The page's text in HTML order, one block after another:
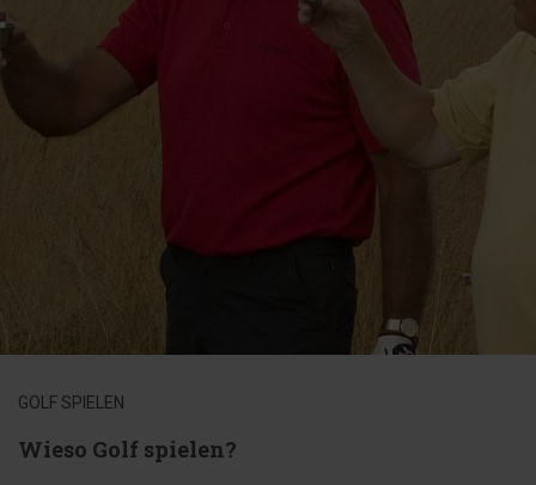
GOLF SPIELEN
Wieso Golf spielen?